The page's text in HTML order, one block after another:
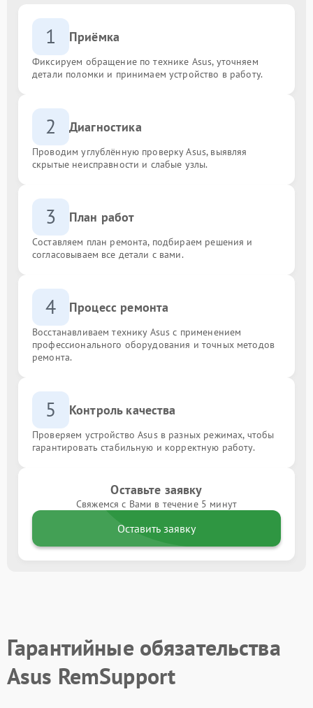
1 Приёмка
Фиксируем обращение по технике Asus, уточняем
детали поломки и принимаем устройство в работу.
2 Диагностика
Проводим углублённую проверку Asus, выявляя
скрытые неисправности и слабые узлы.
3 План работ
Составляем план ремонта, подбираем решения и
согласовываем все детали с вами.
4 Процесс ремонта
Восстанавливаем технику Asus с применением
профессионального оборудования и точных методов
ремонта.
5 Контроль качества
Проверяем устройство Asus в разных режимах, чтобы
гарантировать стабильную и корректную работу.
Оставьте заявку
Свяжемся с Вами в течение 5 минут
Оставить заявку
Гарантийные обязательства
Asus RemSupport